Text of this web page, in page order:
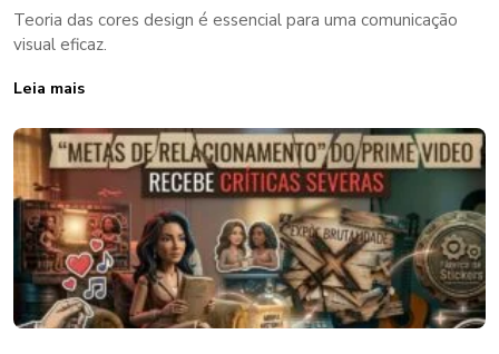
Teoria das cores design é essencial para uma comunicação
visual eficaz.
Leia mais